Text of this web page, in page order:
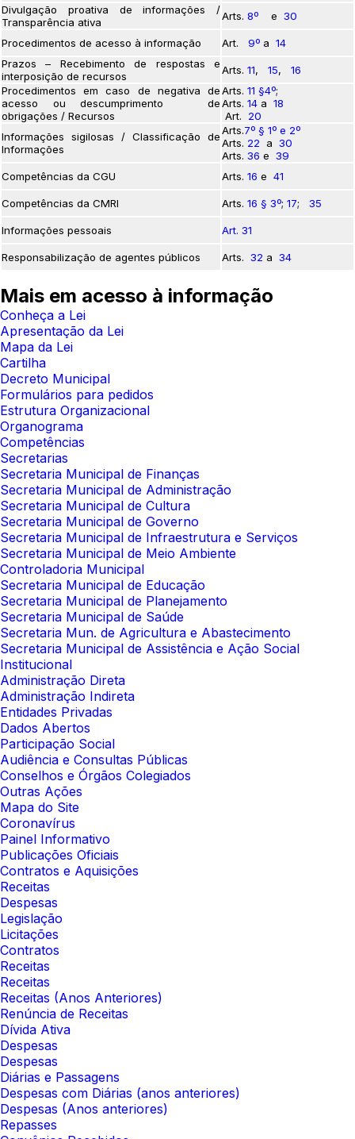
Divulgação proativa de informações /
Transparência ativa
Arts. 8º e 30
Procedimentos de acesso à informação Art. 9º a 14
Prazos – Recebimento de respostas e
interposição de recursos
Arts. 11, 15, 16
Procedimentos em caso de negativa de
acesso ou descumprimento de
obrigações / Recursos
Arts. 11 §4º;
Arts. 14 a 18
Art. 20
Informações sigilosas / Classificação de
Informações
Arts.7º § 1º e 2º
Arts. 22 a 30
Arts. 36 e 39
Competências da CGU
Arts. 16 e 41
Competências da CMRI Arts. 16 § 3º; 17; 35
Informações pessoais Art. 31
Responsabilização de agentes públicos Arts. 32 a 34
Mais em acesso à informação
Conheça a Lei
Apresentação da Lei
Mapa da Lei
Cartilha
Decreto Municipal
Formulários para pedidos
Estrutura Organizacional
Organograma
Competências
Secretarias
Secretaria Municipal de Finanças
Secretaria Municipal de Administração
Secretaria Municipal de Cultura
Secretaria Municipal de Governo
Secretaria Municipal de Infraestrutura e Serviços
Secretaria Municipal de Meio Ambiente
Controladoria Municipal
Secretaria Municipal de Educação
Secretaria Municipal de Planejamento
Secretaria Municipal de Saúde
Secretaria Mun. de Agricultura e Abastecimento
Secretaria Municipal de Assistência e Ação Social
Institucional
Administração Direta
Administração Indireta
Entidades Privadas
Dados Abertos
Participação Social
Audiência e Consultas Públicas
Conselhos e Órgãos Colegiados
Outras Ações
Mapa do Site
Coronavírus
Painel Informativo
Publicações Oficiais
Contratos e Aquisições
Receitas
Despesas
Legislação
Licitações
Contratos
Receitas
Receitas
Receitas (Anos Anteriores)
Renúncia de Receitas
Dívida Ativa
Despesas
Despesas
Diárias e Passagens
Despesas com Diárias (anos anteriores)
Despesas (Anos anteriores)
Repasses